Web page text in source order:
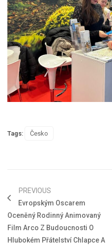
Tags: Česko
PREVIOUS
Evropským Oscarem
Oceněný Rodinný Animovaný
Film Arco Z Budoucnosti O
Hlubokém Přátelství Chlapce A